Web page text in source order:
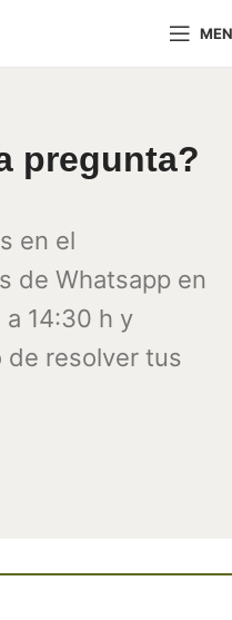
pregunta?
en el
de Whatsapp en
a 14:30 h y
de resolver tus